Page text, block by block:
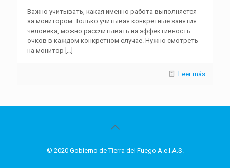
Важно учитывать, какая именно работа выполняется
за монитором. Только учитывая конкретные занятия
человека, можно рассчитывать на эффективность
очков в каждом конкретном случае. Нужно смотреть
на монитор […]
Leer más
© 2020 Gobierno de Tierra del Fuego A.e.I.A.S.